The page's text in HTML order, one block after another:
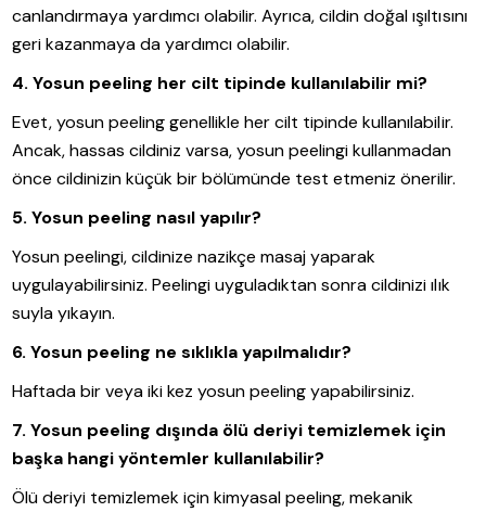
canlandırmaya yardımcı olabilir. Ayrıca, cildin doğal ışıltısını
geri kazanmaya da yardımcı olabilir.
4. Yosun peeling her cilt tipinde kullanılabilir mi?
Evet, yosun peeling genellikle her cilt tipinde kullanılabilir.
Ancak, hassas cildiniz varsa, yosun peelingi kullanmadan
önce cildinizin küçük bir bölümünde test etmeniz önerilir.
5. Yosun peeling nasıl yapılır?
Yosun peelingi, cildinize nazikçe masaj yaparak
uygulayabilirsiniz. Peelingi uyguladıktan sonra cildinizi ılık
suyla yıkayın.
6. Yosun peeling ne sıklıkla yapılmalıdır?
Haftada bir veya iki kez yosun peeling yapabilirsiniz.
7. Yosun peeling dışında ölü deriyi temizlemek için
başka hangi yöntemler kullanılabilir?
Ölü deriyi temizlemek için kimyasal peeling, mekanik